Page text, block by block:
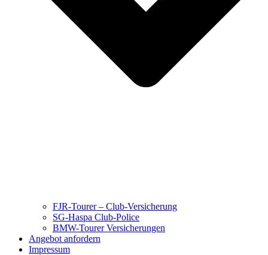
FJR-Tourer – Club-Versicherung
SG-Haspa Club-Police
BMW-Tourer Versicherungen
Angebot anfordern
Impressum